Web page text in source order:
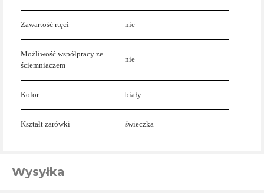
Zawartość rtęci nie
Możliwość współpracy ze
ściemniaczem
nie
Kolor biały
Kształt zarówki świeczka
Wysyłka